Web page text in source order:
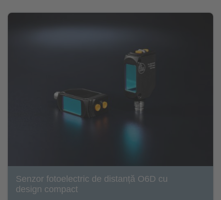
Senzor fotoelectric de distanță O6D cu
design compact